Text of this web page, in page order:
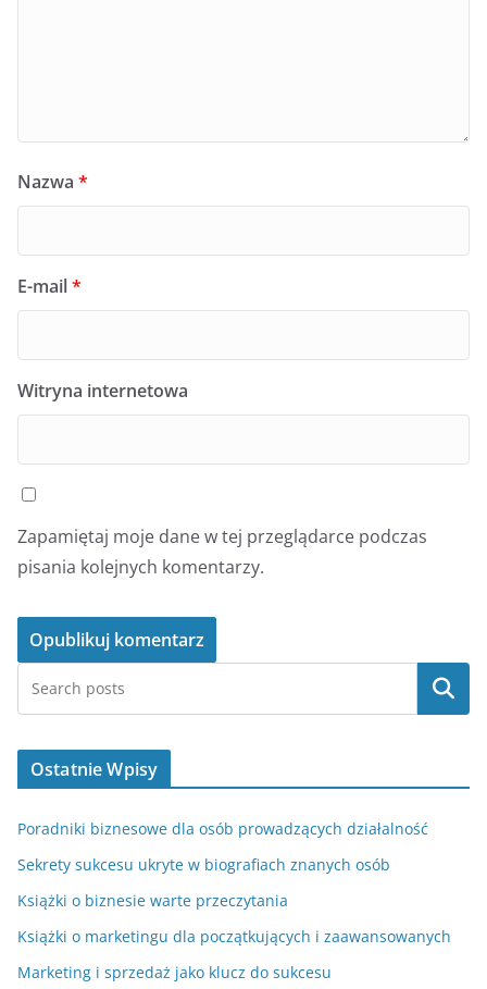
Nazwa *
E-mail*
Witryna internetowa
Zapamiętaj moje dane w tej przeglądarce podczas
pisania kolejnych komentarzy.
Szukaj
Ostatnie Wpisy
Poradniki biznesowe dla osób prowadzących działalność
Sekrety sukcesu ukryte w biografiach znanych osób
Książki o biznesie warte przeczytania
Książki o marketingu dla początkujących i zaawansowanych
Marketing i sprzedaż jako klucz do sukcesu